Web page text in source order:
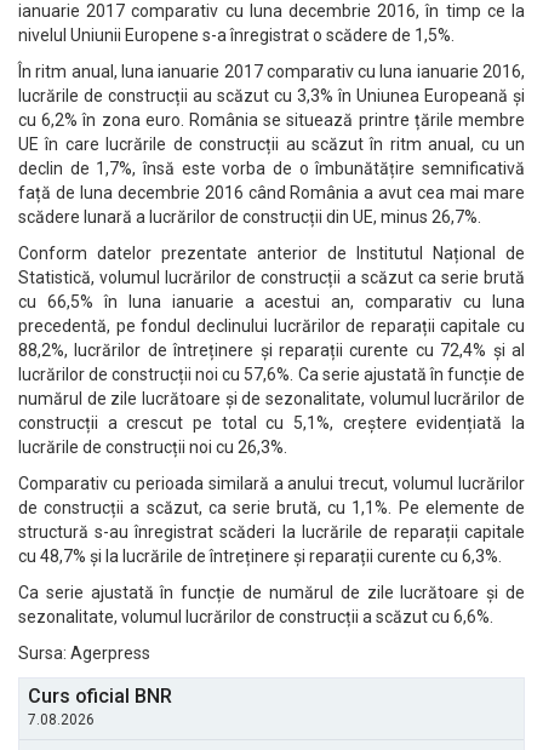
ianuarie 2017 comparativ cu luna decembrie 2016, în timp ce la
nivelul Uniunii Europene s-a înregistrat o scădere de 1,5%.
În ritm anual, luna ianuarie 2017 comparativ cu luna ianuarie 2016,
lucrările de construcții au scăzut cu 3,3% în Uniunea Europeană și
cu 6,2% în zona euro. România se situează printre țările membre
UE în care lucrările de construcții au scăzut în ritm anual, cu un
declin de 1,7%, însă este vorba de o îmbunătățire semnificativă
față de luna decembrie 2016 când România a avut cea mai mare
scădere lunară a lucrărilor de construcții din UE, minus 26,7%.
Conform datelor prezentate anterior de Institutul Național de
Statistică, volumul lucrărilor de construcții a scăzut ca serie brută
cu 66,5% în luna ianuarie a acestui an, comparativ cu luna
precedentă, pe fondul declinului lucrărilor de reparații capitale cu
88,2%, lucrărilor de întreținere și reparații curente cu 72,4% și al
lucrărilor de construcții noi cu 57,6%. Ca serie ajustată în funcție de
numărul de zile lucrătoare și de sezonalitate, volumul lucrărilor de
construcții a crescut pe total cu 5,1%, creștere evidențiată la
lucrările de construcții noi cu 26,3%.
Comparativ cu perioada similară a anului trecut, volumul lucrărilor
de construcții a scăzut, ca serie brută, cu 1,1%. Pe elemente de
structură s-au înregistrat scăderi la lucrările de reparații capitale
cu 48,7% și la lucrările de întreținere și reparații curente cu 6,3%.
Ca serie ajustată în funcție de numărul de zile lucrătoare și de
sezonalitate, volumul lucrărilor de construcții a scăzut cu 6,6%.
Sursa: Agerpress
Curs oficial BNR
7.08.2026